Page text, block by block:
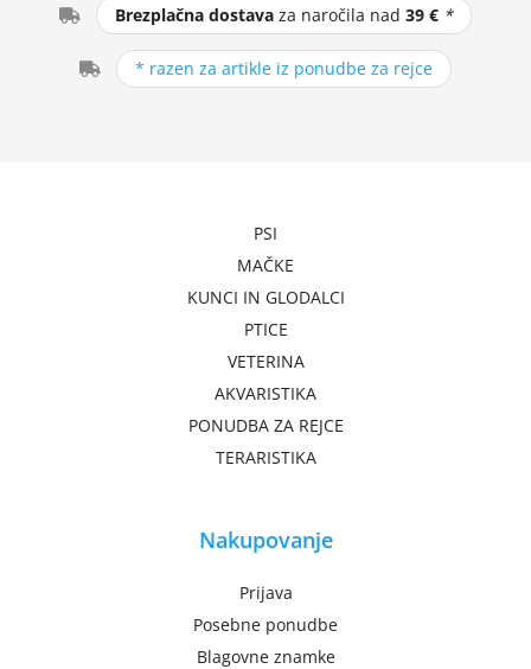
Brezplačna dostava za naročila nad39 € *
* razen za artikle iz ponudbe za rejce
PSI
MAČKE
KUNCI IN GLODALCI
PTICE
VETERINA
AKVARISTIKA
PONUDBA ZA REJCE
TERARISTIKA
Nakupovanje
Prijava
Posebne ponudbe
Blagovne znamke